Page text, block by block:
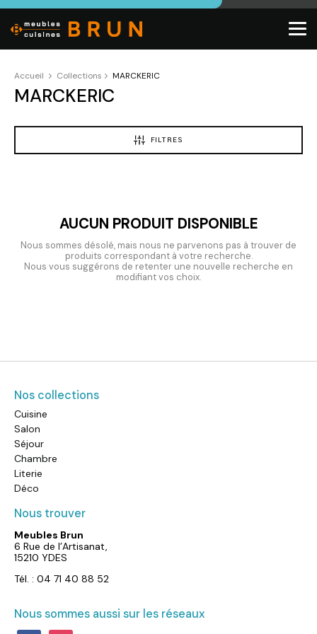
Accueil Collections MARCKERIC
MARCKERIC
FILTRES
AUCUN PRODUIT DISPONIBLE
Nous sommes désolé, mais nous ne parvenons pas à trouver de
produits correspondant à votre recherche.
Nous vous suggérons de retenter une nouvelle recherche en
modifiant vos choix.
Nos collections
Cuisine
Salon
Séjour
Chambre
Literie
Déco
Nous trouver
Meubles Brun
6 Rue de l’Artisanat,
15210 YDES
Tél. : 04 71 40 88 52
Nous sommes aussi sur les réseaux